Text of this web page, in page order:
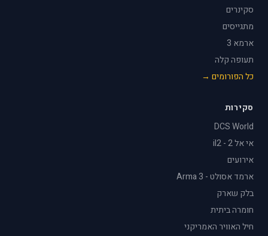
סקינרים
מתגייסים
ארמא 3
תעופה קלה
כל הפורומים →
סקירות
DCS World
אי אל 2 - il2
אירועים
ארמד אסולט - Arma 3
בלק שארק
חומרה ביתית
חיל האוויר האמריקני